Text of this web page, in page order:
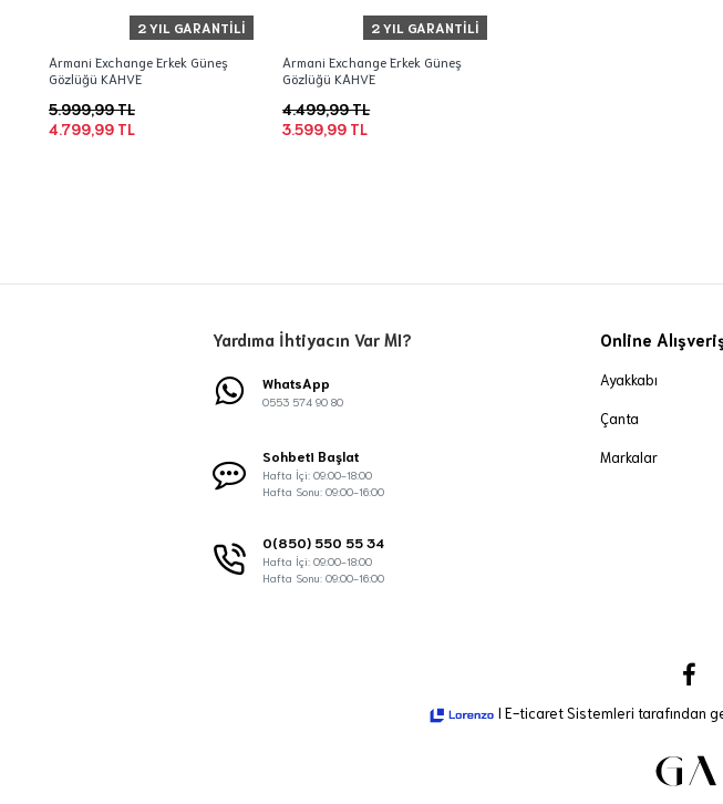
2 YIL GARANTILI
Armani Exchange Erkek Güneş
Gözlüğü KAHVE
4.799,99 TL
5.999,99 TL
2 YIL GARANTILI
Armani Exchange Erkek Güneş
Gözlüğü KAHVE
3.599,99 TL
4.499,99 TL
Yardıma İhtiyacın Var MI?
WhatsApp
0553 574 90 80
Sohbeti Başlat
Hafta İçi: 09:00-18:00
Hafta Sonu: 09:00-16:00
0(850) 550 55 34
Hafta İçi: 09:00-18:00
Hafta Sonu: 09:00-16:00
Online
Ayakkabı
Çanta
Markalar
I E-ticaret Sistemleri tarafından